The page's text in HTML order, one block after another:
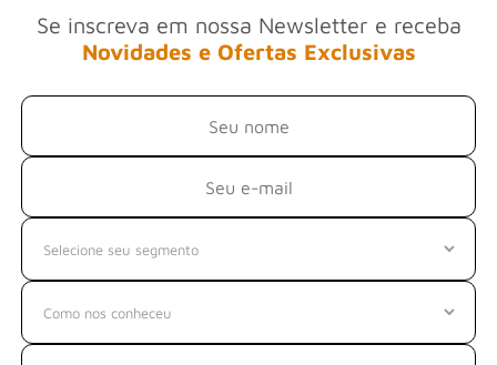
Se inscreva em nossa Newsletter e receba
Novidades e Ofertas Exclusivas